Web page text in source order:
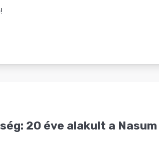
20 éve alakult a Nasum